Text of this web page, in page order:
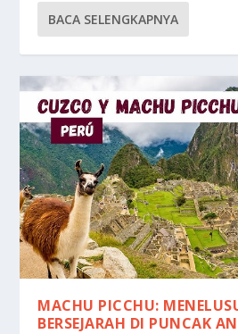
BACA SELENGKAPNYA
MACHU PICCHU:
BERSEJARAH DI PUNCAK